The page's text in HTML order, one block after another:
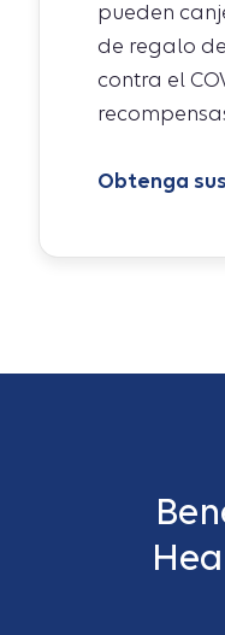
pueden
de regalo de
contra el
Obtenga